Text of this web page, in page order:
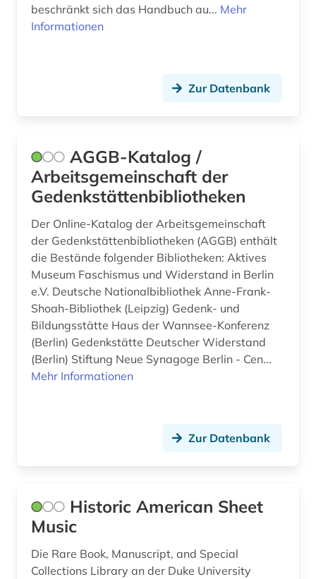
brief (8)
british library (4)
bruckner (1)
brüssel (2)
buch (6)
buchbesitz (1)
buchbestand (1)
bucheinband (4)
buchenwald (1)
buchwesen (3)
beschränkt sich das Handbuch au... Mehr
Informationen
Zur Datenbank
AGGB-Katalog /
Arbeitsgemeinschaft der
Gedenkstättenbibliotheken
Der Online-Katalog der Arbeitsgemeinschaft
der Gedenkstättenbibliotheken (AGGB) enthält
die Bestände folgender Bibliotheken: Aktives
Museum Faschismus und Widerstand in Berlin
e.V. Deutsche Nationalbibliothek Anne-Frank-
Shoah-Bibliothek (Leipzig) Gedenk- und
Bildungsstätte Haus der Wannsee-Konferenz
(Berlin) Gedenkstätte Deutscher Widerstand
(Berlin) Stiftung Neue Synagoge Berlin - Cen...
Mehr Informationen
Zur Datenbank
Historic American Sheet
Music
Die Rare Book, Manuscript, and Special
Collections Library an der Duke University